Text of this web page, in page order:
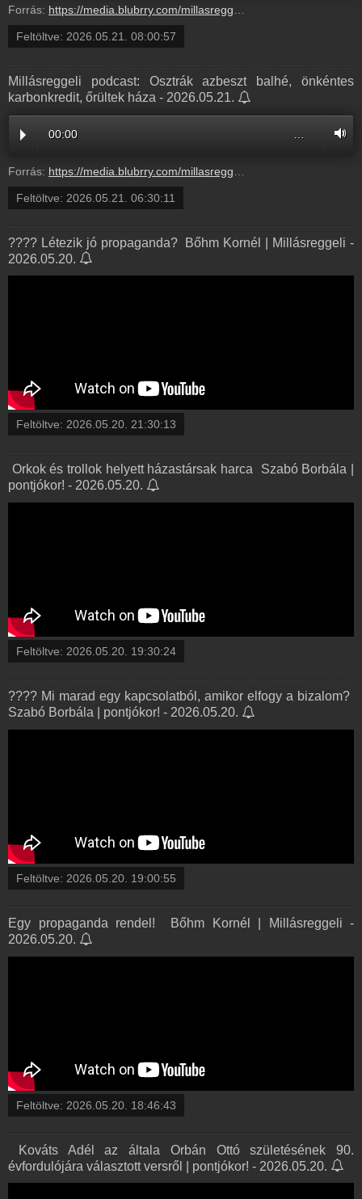
Forrás: https://media.blubrry.com/millasreggeli/millasreggeli.hu/wp-content/uploads/2026/05/cafe_radiocafe98_20260521-0800.mp3
Feltöltve: 2026.05.21. 08:00:57
Millásreggeli podcast: Osztrák azbeszt balhé, önkéntes
karbonkredit, őrültek háza - 2026.05.21.
00:00
Forrás: https://media.blubrry.com/millasreggeli/millasreggeli.hu/wp-content/uploads/2026/05/cafe_radiocafe98_20260521-0700.mp3
Feltöltve: 2026.05.21. 06:30:11
???? Létezik jó propaganda? ️ Bőhm Kornél | Millásreggeli -
2026.05.20.
Feltöltve: 2026.05.20. 21:30:13
️ Orkok és trollok helyett házastársak harca ️ Szabó Borbála |
pontjókor! - 2026.05.20.
Feltöltve: 2026.05.20. 19:30:24
???? Mi marad egy kapcsolatból, amikor elfogy a bizalom? ️
Szabó Borbála | pontjókor! - 2026.05.20.
Feltöltve: 2026.05.20. 19:00:55
Egy propaganda rendel! ️ Bőhm Kornél | Millásreggeli -
2026.05.20.
Feltöltve: 2026.05.20. 18:46:43
️ Kováts Adél az általa Orbán Ottó születésének 90.
évfordulójára választott versről | pontjókor! - 2026.05.20.